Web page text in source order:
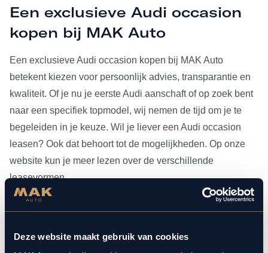
Deze website maakt gebruik van cookies
Een exclusieve Audi occasion
kopen bij MAK Auto
Een exclusieve Audi occasion kopen bij MAK Auto
betekent kiezen voor persoonlijk advies, transparantie en
kwaliteit. Of je nu je eerste Audi aanschaft of op zoek bent
naar een specifiek topmodel, wij nemen de tijd om je te
begeleiden in je keuze. Wil je liever een Audi occasion
leasen? Ook dat behoort tot de mogelijkheden. Op onze
website kun je meer lezen over de verschillende
leasevormen.
Heb je je Audi occasion eenmaal gevonden, dan kun je
aangesloten bij Bosch Car Service, beschikken onze